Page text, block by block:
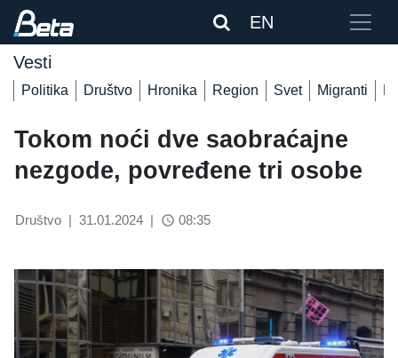
EN
Vesti
Politika Društvo Hronika Region Svet Migranti
Tokom noći dve saobraćajne
nezgode, povređene tri osobe
Društvo | 31.01.2024 | access_time 08:35